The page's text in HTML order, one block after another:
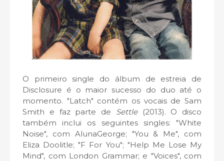
O primeiro single do álbum de estreia de
Disclosure é o maior sucesso do duo até o
momento. "Latch" contém os vocais de Sam
Smith e faz parte de Settle (2013). O disco
também inclui os seguintes singles: "White
Noise", com AlunaGeorge; "You & Me", com
Eliza Doolitle; "F For You"; "Help Me Lose My
Mind", com London Grammar; e "Voices", com